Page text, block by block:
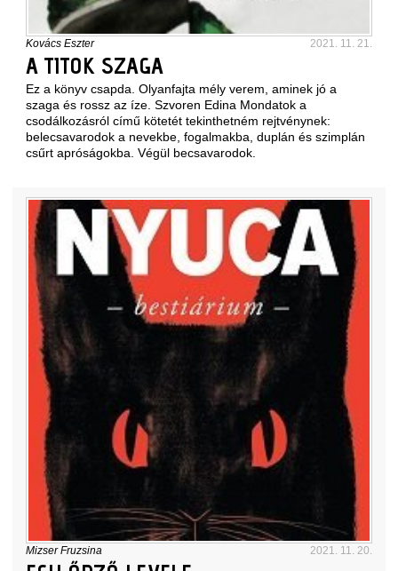
Kovács Eszter 2021. 11. 21.
A TITOK SZAGA
Ez a könyv csapda. Olyanfajta mély verem, aminek jó a
szaga és rossz az íze. Szvoren Edina Mondatok a
csodálkozásról című kötetét tekinthetném rejtvénynek:
belecsavarodok a nevekbe, fogalmakba, duplán és szimplán
csűrt apróságokba. Végül becsavarodok.
Mizser Fruzsina 2021. 11. 20.